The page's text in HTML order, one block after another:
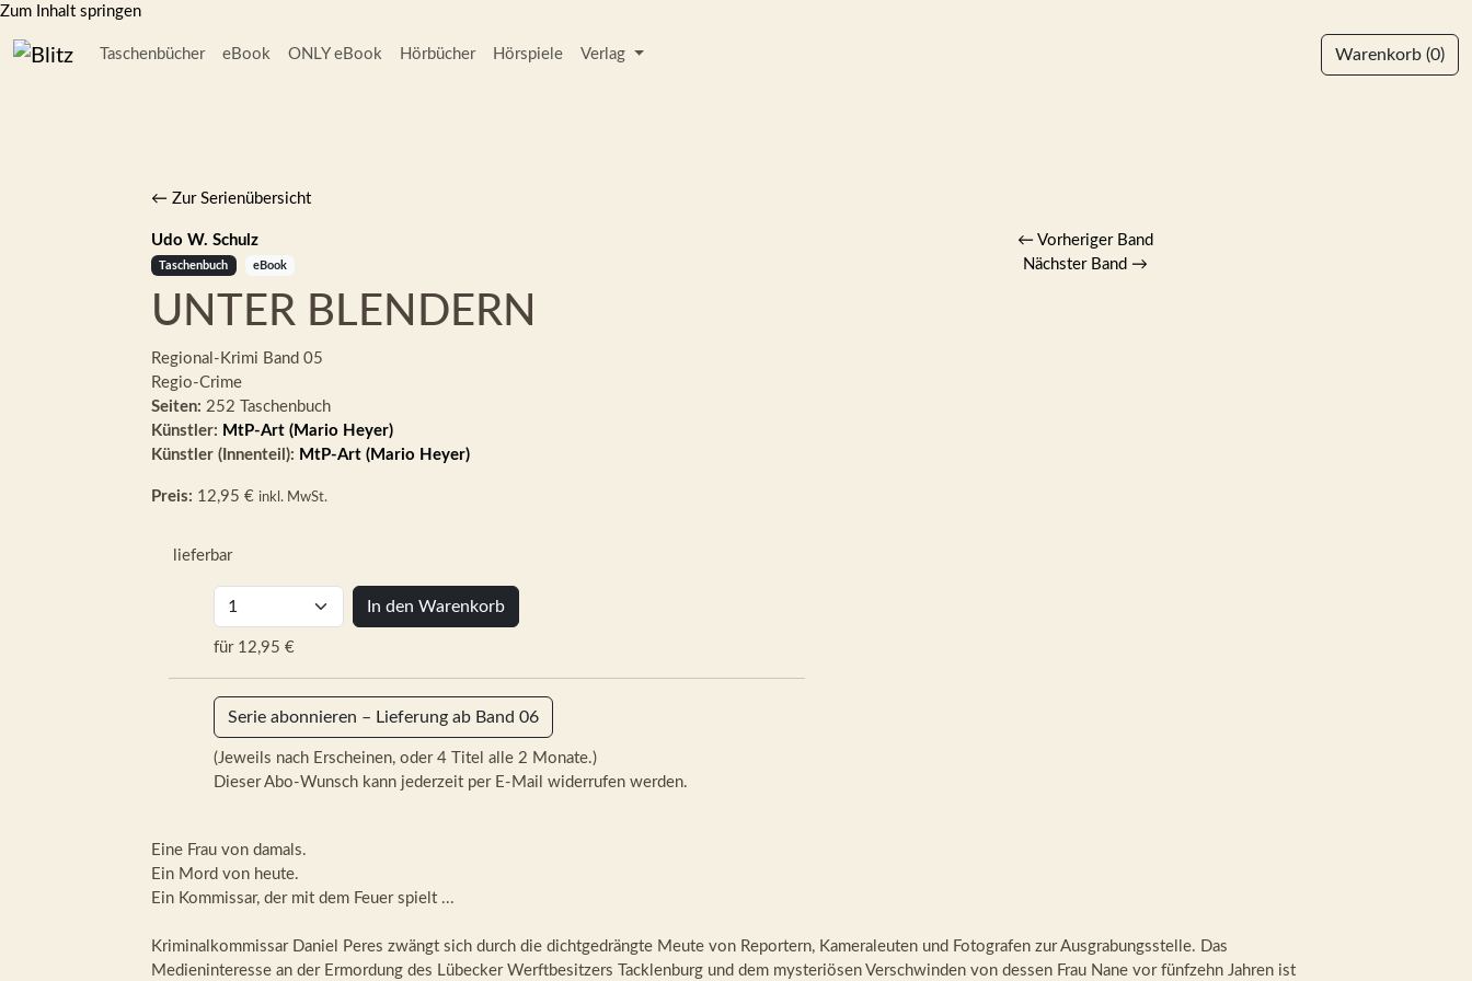
Zum Inhalt springen
Taschenbücher eBook ONLY eBook Hörbücher Hörspiele Verlag Warenkorb (0)
← Zur Serienübersicht
← Vorheriger Band
Nächster Band →
Udo W. Schulz
Taschenbuch eBook
UNTER BLENDERN
Regional-Krimi Band 05
Regio-Crime
Seiten: 252 Taschenbuch
Künstler: MtP-Art (Mario Heyer)
Künstler (Innenteil): MtP-Art (Mario Heyer)
Preis: 12,95 € inkl. MwSt.
lieferbar
In den Warenkorb
für 12,95 €
Serie abonnieren – Lieferung ab Band 06
(Jeweils nach Erscheinen, oder 4 Titel alle 2 Monate.)
Dieser Abo-Wunsch kann jederzeit per E-Mail widerrufen werden.
Eine Frau von damals.
Ein Mord von heute.
Ein Kommissar, der mit dem Feuer spielt ...
Kriminalkommissar Daniel Peres zwängt sich durch die dichtgedrängte Meute von Reportern, Kameraleuten und Fotografen zur Ausgrabungsstelle. Das
Medieninteresse an der Ermordung des Lübecker Werftbesitzers Tacklenburg und dem mysteriösen Verschwinden von dessen Frau Nane vor fünfzehn Jahren ist